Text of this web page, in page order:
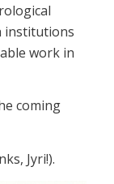
institutions
work in
coming
Jyri!).